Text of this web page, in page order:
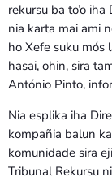
rekursu ba to’o
nia karta mai ami
ho Xefe suku mós
hasai, ohin, sira
António Pinto,
Nia esplika iha
kompañia balun
komunidade sira
Tribunal Rekursu